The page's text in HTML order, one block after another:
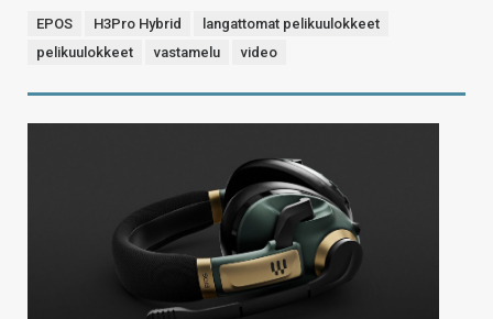
EPOS H3Pro Hybrid
langattomat pelikuulokkeet
pelikuulokkeet
vastamelu video